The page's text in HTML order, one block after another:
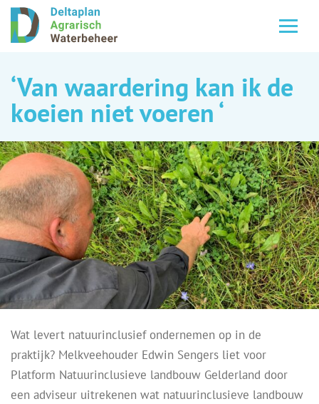
‘Van waardering kan ik de
koeien niet voeren ‘
Wat levert natuurinclusief ondernemen op in de
praktijk? Melkveehouder Edwin Sengers liet voor
Platform Natuurinclusieve landbouw Gelderland door
een adviseur uitrekenen wat natuurinclusieve landbouw